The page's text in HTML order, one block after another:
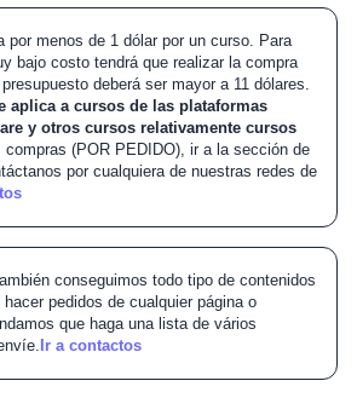
por menos de 1 dólar por un curso. Para
bajo costo tendrá que realizar la compra
deberá ser mayor a 11 dólares.
aplica a cursos de las plataformas
y otros cursos relativamente cursos
compras (POR PEDIDO), ir a la sección de
por cualquiera de nuestras redes de
conseguimos todo tipo de contenidos
pedidos de cualquier página o
que haga una lista de vários
Ir a contactos